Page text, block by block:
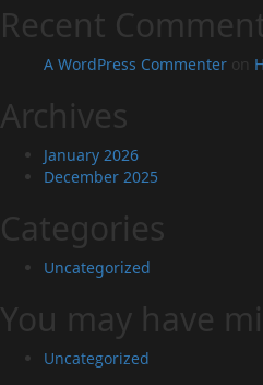
Recent
A WordPress Commenter on
Archives
January 2026
December 2025
Categories
Uncategorized
You may have
Uncategorized